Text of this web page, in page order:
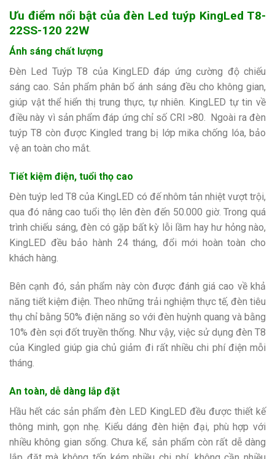
Ưu điểm nổi bật của đèn Led tuýp KingLed T8-
22SS-120 22W
Ánh sáng chất lượng
Đèn Led Tuýp T8 của KingLED đáp ứng cường độ chiếu
sáng cao. Sản phẩm phân bổ ánh sáng đều cho không gian,
giúp vật thể hiển thị trung thực, tự nhiên. KingLED tự tin về
điều này vì sản phẩm đáp ứng chỉ số CRI >80. Ngoài ra đèn
tuýp T8 còn được Kingled trang bị lớp mika chống lóa, bảo
vệ an toàn cho mắt.
Tiết kiệm điện, tuổi thọ cao
Đèn tuýp led T8 của KingLED có đế nhôm tản nhiệt vượt trội,
qua đó nâng cao tuổi thọ lên đèn đến 50.000 giờ. Trong quá
trình chiếu sáng, đèn có gặp bất kỳ lỗi lầm hay hư hỏng nào,
KingLED đều bảo hành 24 tháng, đổi mới hoàn toàn cho
khách hàng.
Bên cạnh đó, sản phẩm này còn được đánh giá cao về khả
năng tiết kiệm điện. Theo những trải nghiệm thực tế, đèn tiêu
thụ chỉ bằng 50% điện năng so với đèn huỳnh quang và bằng
10% đèn sợi đốt truyền thống. Như vậy, việc sử dụng đèn T8
của Kingled giúp gia chủ giảm đi rất nhiều chi phí điện mỗi
tháng.
An toàn, dễ dàng lắp đặt
Hầu hết các sản phẩm đèn LED KingLED đều được thiết kế
thông minh, gọn nhẹ. Kiểu dáng đèn hiện đại, phù hợp với
nhiều không gian sống. Chưa kể, sản phẩm còn rất dễ dàng